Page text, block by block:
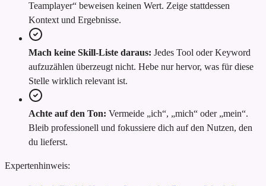
Teamplayer“ beweisen keinen Wert. Zeige stattdessen
Kontext und Ergebnisse.
Mach keine Skill-Liste daraus: Jedes Tool oder Keyword
aufzuzählen überzeugt nicht. Hebe nur hervor, was für diese
Stelle wirklich relevant ist.
Achte auf den Ton: Vermeide „ich“, „mich“ oder „mein“.
Bleib professionell und fokussiere dich auf den Nutzen, den
du lieferst.
Expertenhinweis: